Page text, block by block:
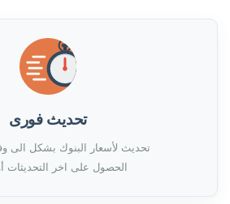
تحديث فورى
تحديث لأسعار البنوك بشكل الى
الحصول على اخر التحديثات